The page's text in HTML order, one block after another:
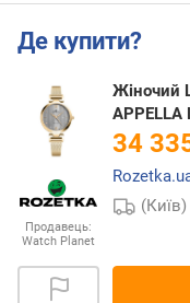
Де купити?
Продавець:
Watch Planet
Жіночий
APPELLA
34
(Київ)